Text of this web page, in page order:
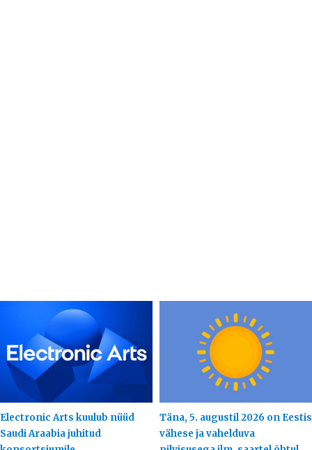
Electronic Arts kuulub nüüd
Saudi Araabia juhitud
Täna, 5. augustil 2026 on Eestis
vähese ja vahelduva